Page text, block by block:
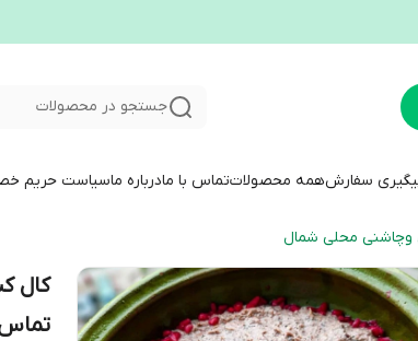
جستجو در محصولات
سفارشهمه محصولاتتماس با مادرباره ماسیاست حریم
وچاشنی محلی شمال